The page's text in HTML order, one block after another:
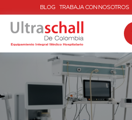
BLOG TRABAJA CON NOSOTROS